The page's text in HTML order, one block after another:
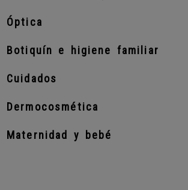
Óptica
Botiquín e higiene familiar
Cuidados
Dermocosmética
Maternidad y bebé